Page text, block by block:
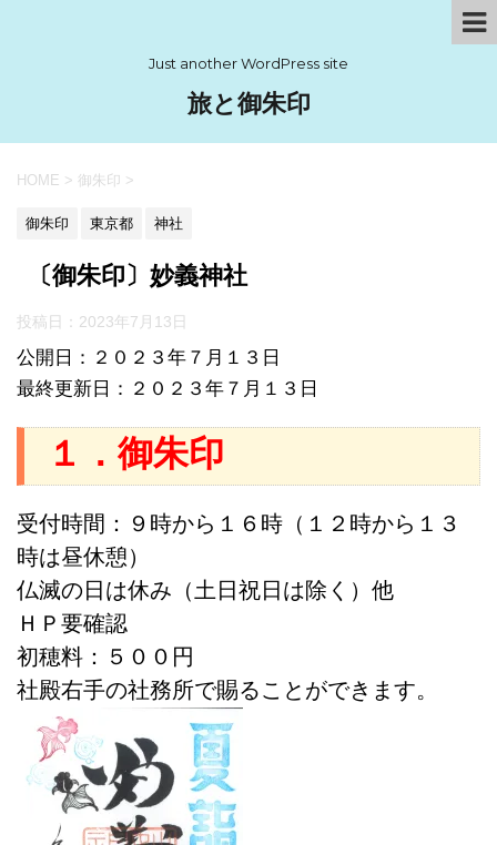
Just another WordPress site
旅と御朱印
HOME > 御朱印 >
御朱印 東京都 神社
〔御朱印〕妙義神社
投稿日： 2023年7月13日
公開日：２０２３年７月１３日
最終更新日：２０２３年７月１３日
１．御朱印
受付時間：９時から１６時（１２時から１３
時は昼休憩）
仏滅の日は休み（土日祝日は除く）他
ＨＰ要確認
初穂料：５００円
社殿右手の社務所で賜ることができます。